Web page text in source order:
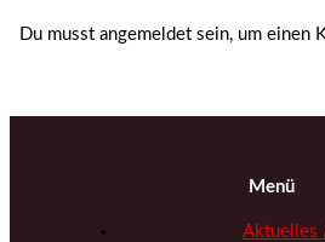
Du musst angemeldet sein, um einen
Menü
Aktuelles